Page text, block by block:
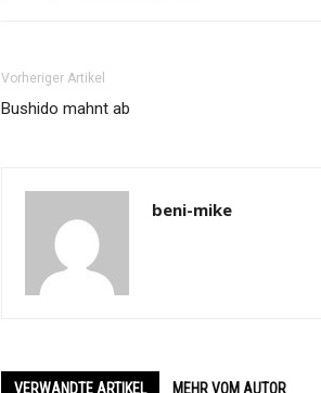
Vorheriger Artikel
Bushido mahnt ab
beni-mike
VERWANDTE ARTIKEL MEHR VOM AUTOR